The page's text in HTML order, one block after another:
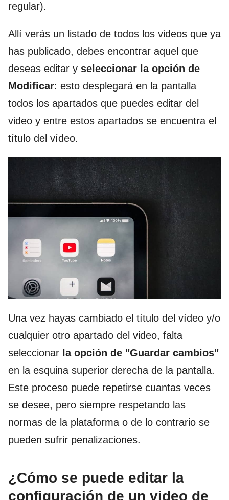
regular).
Allí verás un listado de todos los videos que ya
has publicado, debes encontrar aquel que
deseas editar y seleccionar la opción de
Modificar: esto desplegará en la pantalla
todos los apartados que puedes editar del
video y entre estos apartados se encuentra el
título del vídeo.
Una vez hayas cambiado el título del vídeo y/o
cualquier otro apartado del video, falta
seleccionar la opción de "Guardar cambios"
en la esquina superior derecha de la pantalla.
Este proceso puede repetirse cuantas veces
se desee, pero siempre respetando las
normas de la plataforma o de lo contrario se
pueden sufrir penalizaciones.
¿Cómo se puede editar la
configuración de un video de